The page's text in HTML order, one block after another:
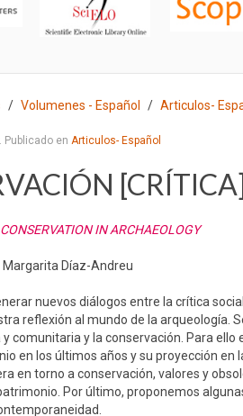
Volumenes - Español Articulos-
Publicado en Articulos- Español
IN ARCHAEOLOGY
Díaz-Andreu
nuevos diálogos entre la crítica
reflexión al mundo de la arqueología.
comunitaria y la conservación. Para
en los últimos años y su proyección
en torno a conservación, valores y
Por último, proponemos